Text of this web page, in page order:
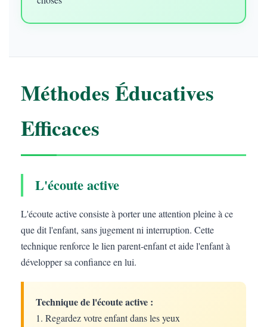
Méthodes Éducatives
Efficaces
L'écoute active
L'écoute active consiste à porter une attention pleine à ce
que dit l'enfant, sans jugement ni interruption. Cette
technique renforce le lien parent-enfant et aide l'enfant à
développer sa confiance en lui.
Technique de l'écoute active :
1. Regardez votre enfant dans les yeux